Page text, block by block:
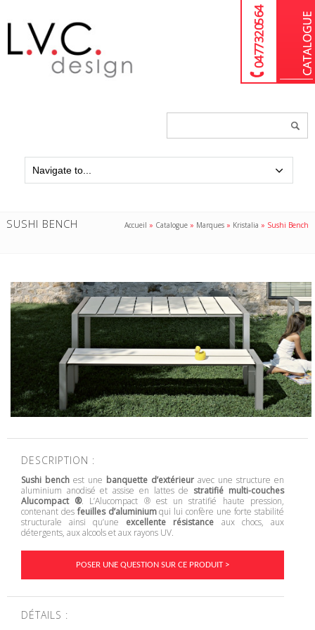
04 77 32 05 64
SUSHI BENCH Accueil » Catalogue » Marques » Kristalia » Sushi Bench
DESCRIPTION :
Sushi benchest une banquette d’extérieuravec une structure en
aluminium anodisé et assise en lattes de stratifié multi-couches
Alucompact ®. L’Alucompact ® est un stratifié haute pression,
contenant desfeuilles d’aluminiumqui lui confère une forte stabilité
structurale ainsi qu’une excellente résistance aux chocs, aux
détergents, aux alcools et aux rayons UV.
POSER UNE QUESTION SUR CE PRODUIT >
DÉTAILS :